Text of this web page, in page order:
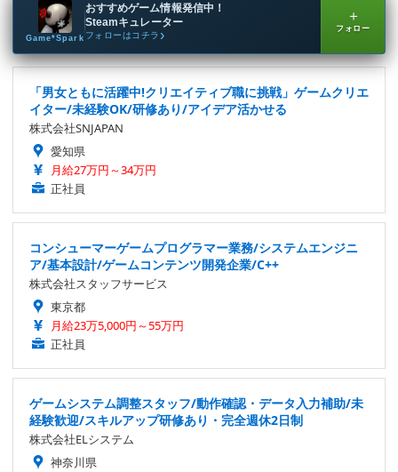
Game*Spark
おすすめゲーム情報発信中！
Steamキュレーター
フォローはコチラ
＋
フォロー
「男女ともに活躍中!クリエイティブ職に挑戦」ゲームクリエ
イター/未経験OK/研修あり/アイデア活かせる
株式会社SNJAPAN
愛知県
月給27万円～34万円
正社員
コンシューマーゲームプログラマー業務/システムエンジニ
ア/基本設計/ゲームコンテンツ開発企業/C++
株式会社スタッフサービス
東京都
月給23万5,000円～55万円
正社員
ゲームシステム調整スタッフ/動作確認・データ入力補助/未
経験歓迎/スキルアップ研修あり・完全週休2日制
株式会社ELシステム
神奈川県